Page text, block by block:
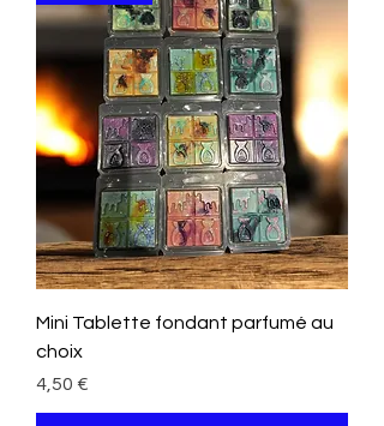
Mini Tablette fondant parfumé au
choix
Prix
4,50 €